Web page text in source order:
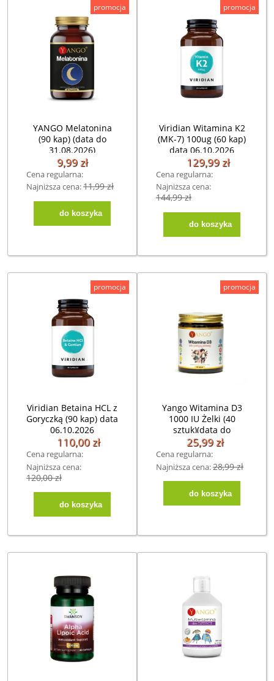
YANGO Melatonina
(90 kap) (data do
31.08.2026)
9,99 zł
Cena regularna:
19,99 zł
Najniższa cena:11,99 zł
do koszyka
promocja
Viridian Witamina K2
(MK-7) 100ug (60 kap)
data 06.10.2026
129,99 zł
Cena regularna:
Najniższa cena:
144,99 zł
do koszyka
promocja
Viridian Betaina HCL z
Goryczką (90 kap) data
06.10.2026
110,00 zł
Cena regularna:
120,00 zł
Najniższa cena:
120,00 zł
do koszyka
promocja
Yango Witamina D3
1000 IU Żelki (40
sztuk)(data do
30.09.2026)
25,99 zł
Cena regularna:
Najniższa cena:28,99 zł
do koszyka
promocja